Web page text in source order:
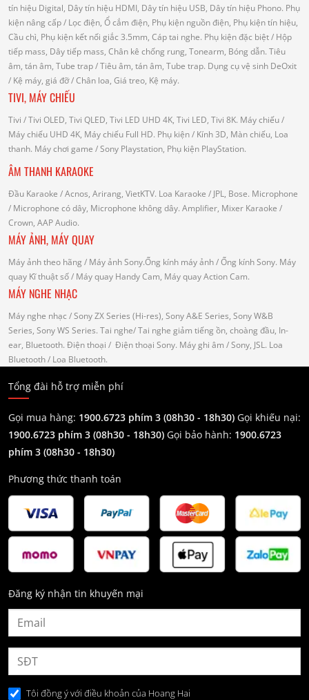
tín hiệu Digital, Dây tín hiệu HDMI, Dây tín hiệu USB, Dây tín hiệu Phono. Phụ
kiện nâng cấp/ Lọc điện, Ổ cắm điện, Phụ kiện nguồn điện, Phụ kiện tín hiệu,
Cầu chì, Phụ kiện kết nối giắc 3.5mm, Cáp tai nghe. Phụ kiện đặc biệt/ Hộp
tiếp mass, Dây tiếp mass, Chân kê chống rung, Tonearm, Bóng dẫn. Tiêu
âm, tán âm, Tube trap/ Tiêu âm, tán âm, Tube trap. Dụng cụ vệ sinh DeOxit
/ Kệ máy, giá đỡ/ Chân loa, Giá treo, Kệ máy.
TIVI, MÁY CHIẾU
Tivi / Tivi OLED, Tivi QLED, Tivi LED UHD 4K, Tivi LED, Tivi 8K. Máy chiếu/
Máy chiếu UHD 4K, Máy chiếu Full HD. Phụ kiện/ Kính 3D, Màn chiếu, Loa
thanh. Máy chơi game / Sony Playstation, Phụ kiện PlayStation.
ÂM THANH KARAOKE
Đầu Karaoke / Acnos, Arirang, VietKTV. Loa Karaoke / JPL, Bose. Microphone
/ Microphone có dây, Microphone không dây. Amplifier, Mixer Karaoke /
Crown, AAP Audio.
MÁY ẢNH, MÁY QUAY
Máy ảnh theo hãng / Máy ảnh Sony.Ống kính máy ảnh / Ống kính Sony. Máy
quay Kĩ thuật số/ Máy quay Handy Cam, Máy quay Action Cam.
MÁY NGHE NHẠC
Máy nghe nhạc / Sony ZX Series (Hi-res), Sony A&E Series, Sony W&B
Series, Sony WS Series. Tai nghe/ Tai nghe giảm tiếng ồn, choàng đầu, In-
ear, Bluetooth. Điện thoại / Điện thoại Sony. Máy ghi âm / Sony, JSL. Loa
Bluetooth/ Loa Bluetooth.
Tổng đài hỗ trợ miễn phí
Gọi mua hàng: 1900.6723 phím 3 (08h30 - 18h30) Gọi khiếu nại:
1900.6723 phím 3 (08h30 - 18h30) Gọi bảo hành: 1900.6723
phím 3 (08h30 - 18h30)
Phương thức thanh toán
Đăng ký nhận tin khuyến mại
Tôi đồng ý với điều khoản của Hoang Hai